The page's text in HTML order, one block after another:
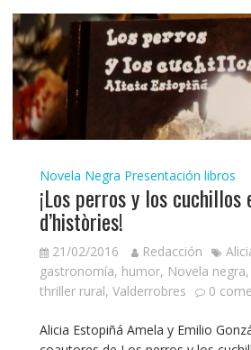
Novela Negra Presentación libros
¡Los perros y los cuchillos
d’històries!
21/02/2016 Redacción
gastronomía, humor, Novela negra,
thriller rural, Valderrobres 0
Alicia Estopiñá Amela y Emilio